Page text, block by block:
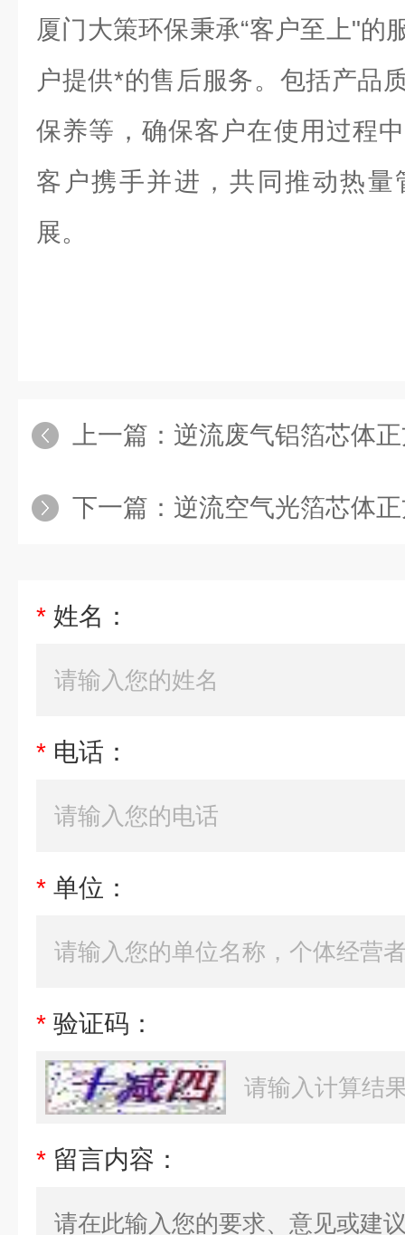
厦门大策环保秉承“客户至上"的
户提供*的售后服务。包括产品
保养等，确保客户在使用过程
客户携手并进，共同推动热
展。
上一篇： 逆流废气铝箔芯体
下一篇： 逆流空气光箔芯体
* 姓名：
* 电话：
* 单位：
* 验证码：
* 留言内容：